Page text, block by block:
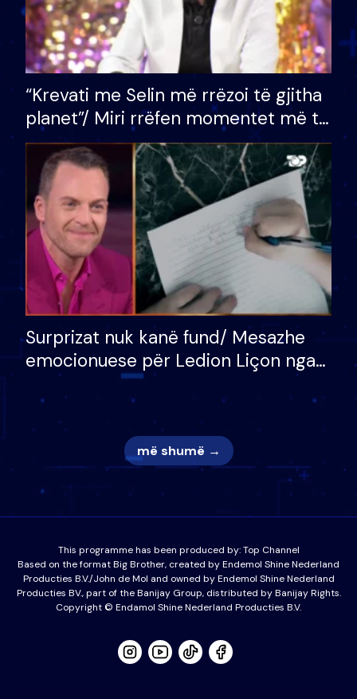
“Krevati me Selin më rrëzoi të gjitha
planet”/ Miri rrëfen momentet më të
bukura në shtëpinë e BB VIP: Do më
mungojë zilja e mëngjesit kur…
Surprizat nuk kanë fund/ Mesazhe
emocionuese për Ledion Liçon nga
nëna dhe fëmijët e tij, moderatori
nuk i mban dot lotët: Nuk meritoj…
më shumë →
This programme has been produced by:Top Channel
Based on the format Big Brother, created by Endemol Shine Nederland
Producties B.V./John de Mol and owned by Endemol Shine Nederland
Producties BV., part of the Banijay Group, distributed by Banijay Rights.
Copyright © Endamol Shine Nederland Producties B.V.